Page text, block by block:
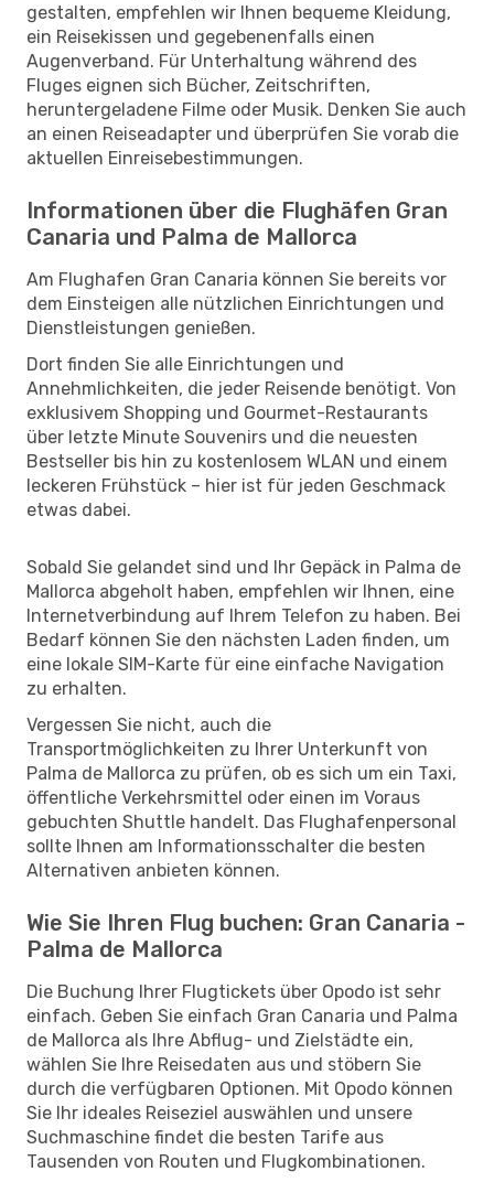
gestalten, empfehlen wir Ihnen bequeme Kleidung,
ein Reisekissen und gegebenenfalls einen
Augenverband. Für Unterhaltung während des
Fluges eignen sich Bücher, Zeitschriften,
heruntergeladene Filme oder Musik. Denken Sie auch
an einen Reiseadapter und überprüfen Sie vorab die
aktuellen Einreisebestimmungen.
Informationen über die Flughäfen Gran
Canaria und Palma de Mallorca
Am Flughafen Gran Canaria können Sie bereits vor
dem Einsteigen alle nützlichen Einrichtungen und
Dienstleistungen genießen.
Dort finden Sie alle Einrichtungen und
Annehmlichkeiten, die jeder Reisende benötigt. Von
exklusivem Shopping und Gourmet-Restaurants
über letzte Minute Souvenirs und die neuesten
Bestseller bis hin zu kostenlosem WLAN und einem
leckeren Frühstück – hier ist für jeden Geschmack
etwas dabei.
Sobald Sie gelandet sind und Ihr Gepäck in Palma de
Mallorca abgeholt haben, empfehlen wir Ihnen, eine
Internetverbindung auf Ihrem Telefon zu haben. Bei
Bedarf können Sie den nächsten Laden finden, um
eine lokale SIM-Karte für eine einfache Navigation
zu erhalten.
Vergessen Sie nicht, auch die
Transportmöglichkeiten zu Ihrer Unterkunft von
Palma de Mallorca zu prüfen, ob es sich um ein Taxi,
öffentliche Verkehrsmittel oder einen im Voraus
gebuchten Shuttle handelt. Das Flughafenpersonal
sollte Ihnen am Informationsschalter die besten
Alternativen anbieten können.
Wie Sie Ihren Flug buchen: Gran Canaria -
Palma de Mallorca
Die Buchung Ihrer Flugtickets über Opodo ist sehr
einfach. Geben Sie einfach Gran Canaria und Palma
de Mallorca als Ihre Abflug- und Zielstädte ein,
wählen Sie Ihre Reisedaten aus und stöbern Sie
durch die verfügbaren Optionen. Mit Opodo können
Sie Ihr ideales Reiseziel auswählen und unsere
Suchmaschine findet die besten Tarife aus
Tausenden von Routen und Flugkombinationen.